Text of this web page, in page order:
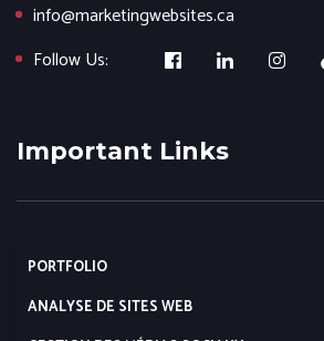
info@marketingwebsites.ca
Follow Us:
Important Links
PORTFOLIO
ANALYSE DE SITES WEB